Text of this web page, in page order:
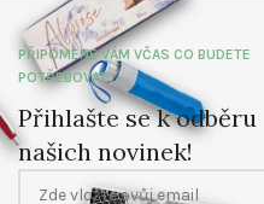
PŘIPOMENE VÁM VČAS CO BUDETE
POTŘEBOVAT
Přihlašte se k odběru
našich novinek!